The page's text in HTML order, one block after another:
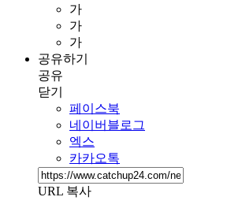
가
가
가
공유하기
공유
닫기
페이스북
네이버블로그
엑스
카카오톡
URL 복사